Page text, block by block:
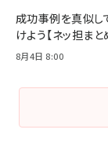
成功事例を真似し
けよう【ネッ担まと
8月4日 8:00